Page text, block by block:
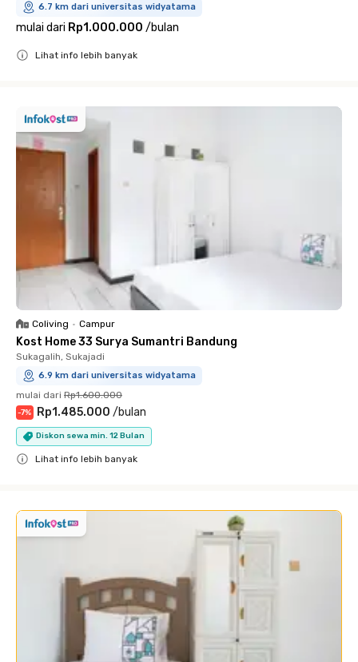
6.7 km dari universitas widyatama
mulai dari Rp1.000.000 /bulan
Lihat info lebih banyak
Coliving • Campur
Kost Home 33 Surya Sumantri Bandung
Sukagalih, Sukajadi
6.9 km dari universitas widyatama
mulai dari Rp1.600.000
-7% Rp1.485.000 /bulan
Diskon sewa min. 12 Bulan
Lihat info lebih banyak